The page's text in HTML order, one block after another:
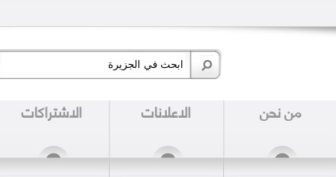
من نحن الاعلانات الاشتراكات